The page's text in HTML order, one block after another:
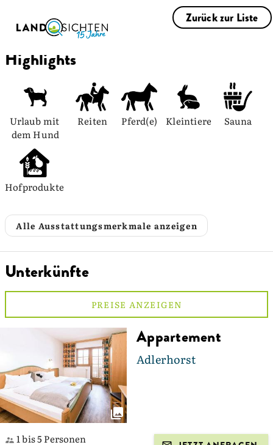
Zurück zur Liste
Highlights
Urlaub mit
dem Hund
Reiten Pferd(e) Kleintiere Sauna
Hofprodukte
Alle Ausstattungsmerkmale anzeigen
Unterkünfte
PREISE ANZEIGEN
Appartement
Adlerhorst
1 bis 5 Personen